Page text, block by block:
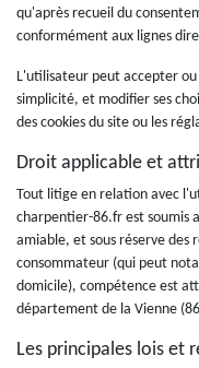
qu'après recueil du
conformément aux lignes
L'utilisateur peut accepter
simplicité, et modifier ses
des cookies du site ou les
Droit applicable et
Tout litige en relation avec
charpentier-86.fr est soumis
amiable, et sous réserve
consommateur (qui peut
domicile), compétence est
département de la Vienne
Les principales lois et